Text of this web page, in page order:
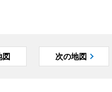
図 次の地図